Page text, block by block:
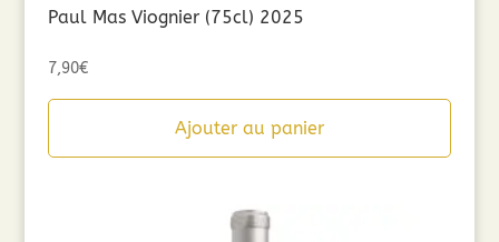
Paul Mas Viognier (75cl) 2025
7,90€
Ajouter au panier